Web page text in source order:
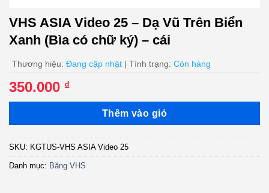
VHS ASIA Video 25 – Dạ Vũ Trên Biển
Xanh (Bìa có chữ ký) – cái
Thương hiệu: Đang cập nhật | Tình trạng: Còn hàng
350.000 ₫
Thêm vào giỏ
SKU: KGTUS-VHS ASIA Video 25
Danh mục: Băng VHS